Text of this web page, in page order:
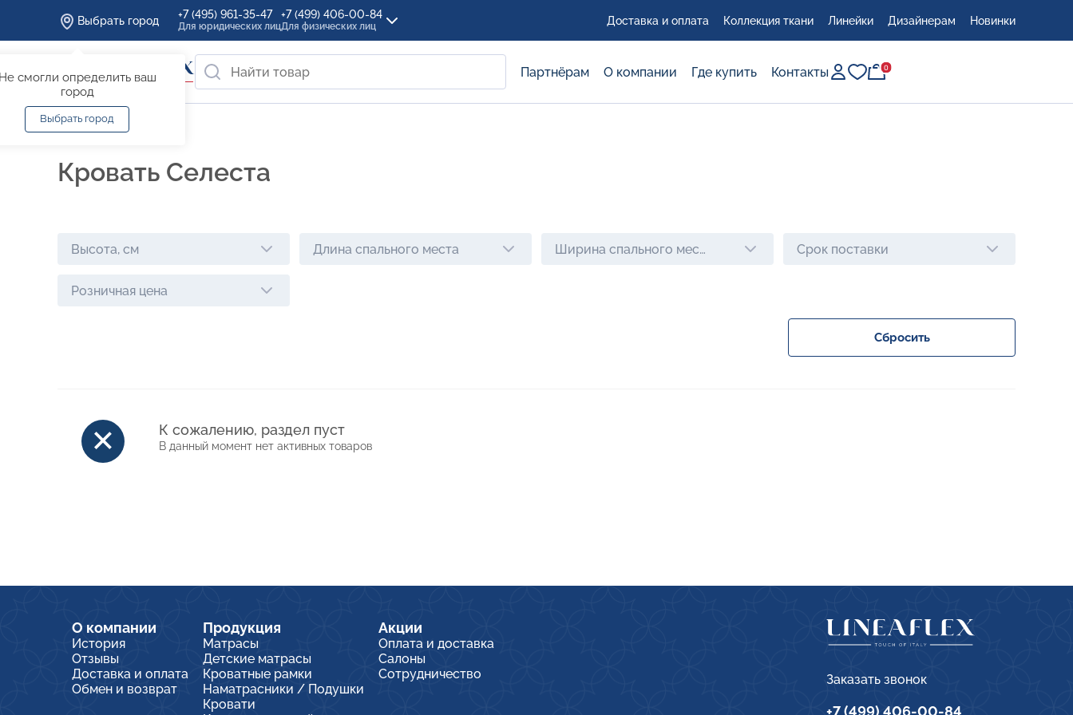
Выбрать город
смогли определить ваш
город
Выбрать город
+7 (495) 961-35-47
Для юридических лиц
+7 (499) 406-00-84
Для физических лиц Доставка и оплата Коллекция ткани Линейки Дизайнерам Новинки
Партнёрам О компании Где купить Контакты 0
0
Кровать Селеста
Высота, см Длина спального места Ширина спального места Срок поставки
Розничная цена
Сбросить
К сожалению, раздел пуст
В данный момент нет активных товаров
О компании
История
Отзывы
Доставка и оплата
Обмен и возврат
Продукция
Матрасы
Детские матрасы
Кроватные рамки
Наматрасники / Подушки
Кровати
Акции
Оплата и доставка
Салоны
Сотрудничество
Заказать звонок
+7 (499) 406-00-84